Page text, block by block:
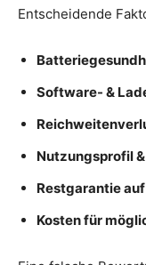
Entscheidende
Software- &
Nutzungsprofil
Restgarantie
Kosten für